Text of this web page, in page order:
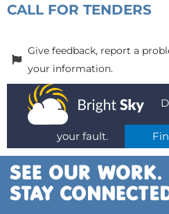
CALL FOR TENDERS
Give feedback, report a
your information.
your fault.